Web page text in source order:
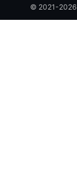
© 2021-2026